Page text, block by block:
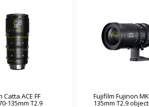
Catta ACE FF
135mm T2.9
Fujifilm Fujinon
135mm T2.9